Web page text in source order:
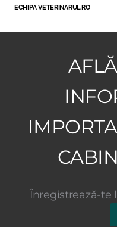
ECHIPA VETERINARUL.RO
Înregistrează-te